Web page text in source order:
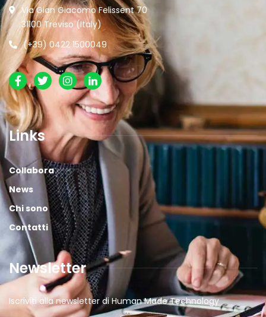
Via Gian Giacomo Felissent 70
31100 Treviso (Italy)
(+39) 0422 1500049
Links
Collabora
News
Chi sono
Contatti
Newsletter
Iscriviti alla newsletter di Human Made Technology